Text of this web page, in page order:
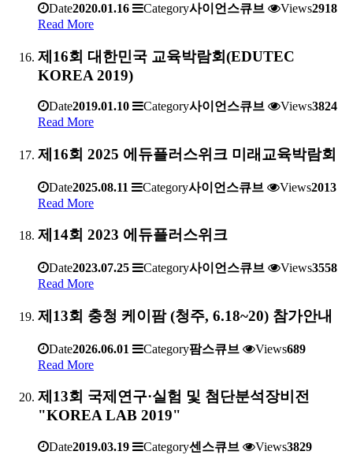
Date2020.01.16 Category사이언스큐브 Views2918
Read More
제16회 대한민국 교육박람회(EDUTEC
KOREA 2019)
Date2019.01.10 Category사이언스큐브 Views3824
Read More
제16회 2025 에듀플러스위크 미래교육박람회
Date2025.08.11 Category사이언스큐브 Views2013
Read More
제14회 2023 에듀플러스위크
Date2023.07.25 Category사이언스큐브 Views3558
Read More
제13회 충청 케이팜 (청주, 6.18~20) 참가안내
Date2026.06.01 Category팜스큐브 Views689
Read More
제13회 국제연구·실험 및 첨단분석장비전
"KOREA LAB 2019"
Date2019.03.19 Category센스큐브 Views3829